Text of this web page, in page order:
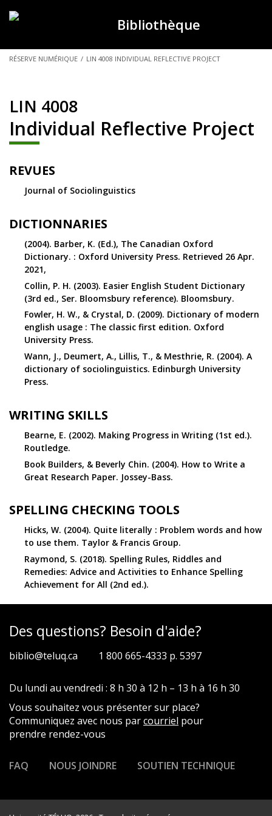
Bibliothèque
VOUS
RÉSERVE NUMÉRIQUE / LIN 4008 INDIVIDUAL REFLECTIVE PROJECT
LIN 4008
Individual Reflective Project
REVUES
Journal of Sociolinguistics
DICTIONNARIES
(2004). Barber, K. (Ed.), The Canadian Oxford
Dictionary. : Oxford University Press. Retrieved 26 Apr.
2021,
Collin, P. H. (2003). Easier English Student Dictionary
(3rd ed., Ser. Bloomsbury reference). Bloomsbury.
Fowler, H. W., & Crystal, D. (2009). Dictionary of modern
english usage : The classic first edition. Oxford
University Press.
Wann, J., Deumert, A., Lillis, T., & Mesthrie, R. (2004). A
dictionary of sociolinguistics. Edinburgh University
Press.
WRITING SKILLS
Bearne, E. (2002). Making Progress in Writing (1st ed.).
Routledge.
Book Builders, & Beverly Chin. (2004). How to Write a
Great Research Paper. Jossey-Bass.
SPELLING CHECKING TOOLS
Hicks, W. (2004). Quite literally : Problem words and how
to use them. Taylor & Francis Group.
Raymond, S. (2018). Spelling Rules, Riddles and
Remedies: Advice and Activities to Enhance Spelling
Achievement for All (2nd ed.).
Des questions? Besoin d'aide?
biblio@teluq.ca 1 800 665-4333 p. 5397
Du lundi au vendredi : 8 h 30 à 12 h – 13 h à 16 h 30
Vous souhaitez vous présenter sur place?
Communiquez avec nous parcourriel pour
prendre rendez-vous
FAQ NOUS JOINDRE SOUTIEN TECHNIQUE